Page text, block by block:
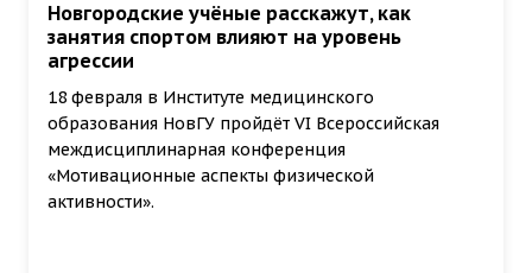
Новгородские учёные расскажут, как
занятия спортом влияют на уровень
агрессии
18 февраля в Институте медицинского
образования НовГУ пройдёт VI Всероссийская
междисциплинарная конференция
«Мотивационные аспекты физической
активности».